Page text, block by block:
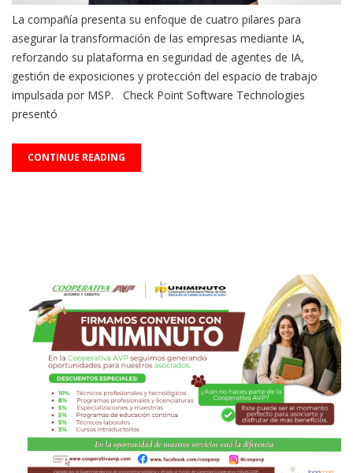
La compañía presenta su enfoque de cuatro pilares para
asegurar la transformación de las empresas mediante IA,
reforzando su plataforma en seguridad de agentes de IA,
gestión de exposiciones y protección del espacio de trabajo
impulsada por MSP. Check Point Software Technologies
presentó
CONTINUE READING